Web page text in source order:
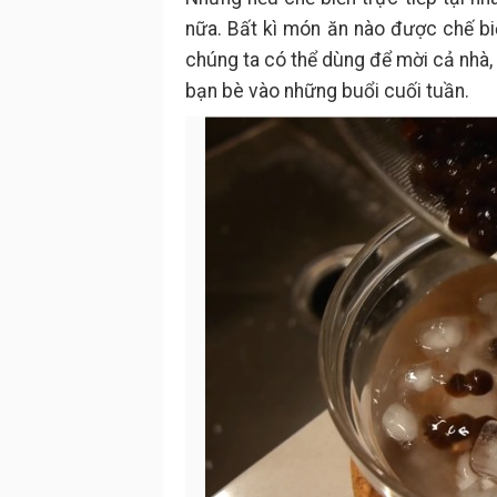
nữa. Bất kì món ăn nào được chế
chúng ta có thể dùng để mời cả
bạn bè vào những buổi cuối tuần.